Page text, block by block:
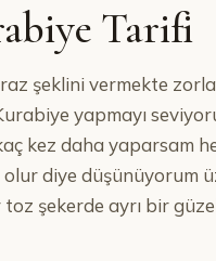
Tarifi
şeklini vermekte
yapmayı
kez daha yaparsam
diye düşünüyorum
şekerde ayrı bir